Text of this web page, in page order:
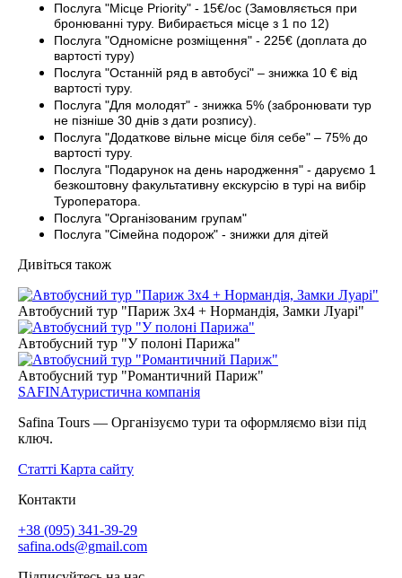
Послуга "Місце Priority" - 15€/ос (Замовляється при
бронюванні туру. Вибирається місце з 1 по 12)
Послуга "Одномісне розміщення" - 225€ (доплата до
вартості туру)
Послуга "Останній ряд в автобусі" – знижка 10 € від
вартості туру.
Послуга "Для молодят" - знижка 5% (забронювати тур
не пізніше 30 днів з дати розпису).
Послуга "Додаткове вільне місце біля себе" – 75% до
вартості туру.
Послуга "Подарунок на день народження" - даруємо 1
безкоштовну факультативну екскурсію в турі на вибір
Туроператора.
Послуга "Організованим групам"
Послуга "Сімейна подорож" - знижки для дітей
Дивіться також
Автобусний тур "Париж 3x4 + Нормандія, Замки Луарі"
Автобусний тур "У полоні Парижа"
Автобусний тур "Романтичний Париж"
SAFINAтуристична компанія
Safina Tours — Організуємо тури та оформляємо візи під
ключ.
Статті Карта сайту
Контакти
+38 (095) 341-39-29
safina.ods@gmail.com